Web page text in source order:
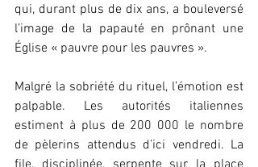
qui, durant plus de dix ans, a bouleversé
l’image de la papauté en prônant une
Église « pauvre pour les pauvres ».
Malgré la sobriété du rituel, l’émotion est
palpable. Les autorités italiennes
estiment à plus de 200 000 le nombre
de pèlerins attendus d’ici vendredi. La